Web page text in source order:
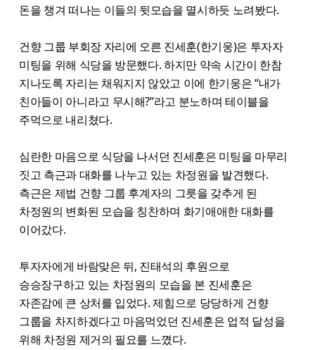
돈을 챙겨 떠나는 이들의 뒷모습을 멸시하듯 노려봤다.
건향 그룹 부회장 자리에 오른 진세훈(한기웅)은 투자자
미팅을 위해 식당을 방문했다. 하지만 약속 시간이 한참
지나도록 자리는 채워지지 않았고 이에 한기웅은 “내가
친아들이 아니라고 무시해?”라고 분노하며 테이블을
주먹으로 내리쳤다.
심란한 마음으로 식당을 나서던 진세훈은 미팅을 마무리
짓고 측근과 대화를 나누고 있는 차정원을 발견했다.
측근은 제법 건향 그룹 후계자의 그릇을 갖추게 된
차정원의 변화된 모습을 칭찬하며 화기애애한 대화를
이어갔다.
투자자에게 바람맞은 뒤, 진태석의 후원으로
승승장구하고 있는 차정원의 모습을 본 진세훈은
자존감에 큰 상처를 입었다. 제힘으로 당당하게 건향
그룹을 차지하겠다고 마음먹었던 진세훈은 업적 달성을
위해 차정원 제거의 필요를 느꼈다.